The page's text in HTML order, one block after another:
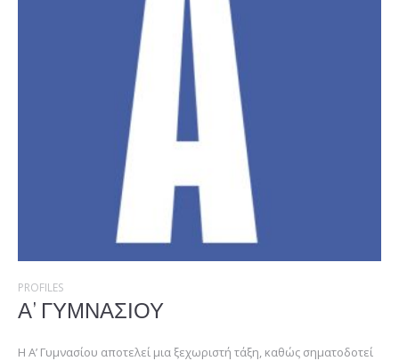
PROFILES
Α’ ΓΥΜΝΑΣΙΟΥ
Η Α’ Γυμνασίου αποτελεί μια ξεχωριστή τάξη, καθώς σηματοδοτεί